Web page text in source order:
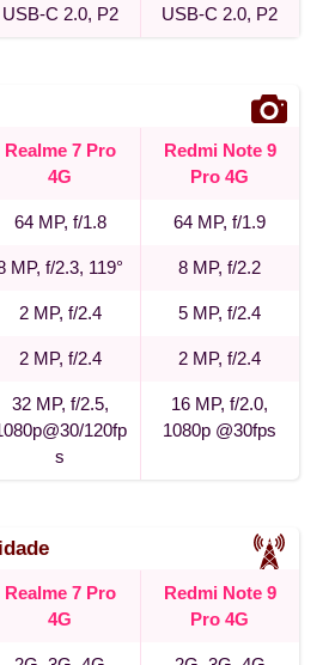
USB-C 2.0, P2 USB-C 2.0, P2
Realme 7 Pro
4G
Redmi Note 9
Pro 4G
64 MP, f/1.8 64 MP, f/1.9
MP, f/2.3, 119° 8 MP, f/2.2
2 MP, f/2.4 5 MP, f/2.4
2 MP, f/2.4 2 MP, f/2.4
32 MP, f/2.5,
120fp
s
16 MP, f/2.0,
1080p @30fps
Realme 7 Pro
4G
Redmi Note 9
Pro 4G